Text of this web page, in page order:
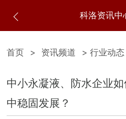
科洛资讯中
首页 > 资讯频道 > 行业动态
中小永凝液、防水企业
中稳固发展？